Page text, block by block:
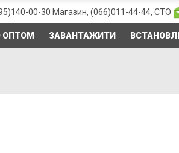
00-30 Магазин, (066)011-44-44, СТО
ОПТОМ ЗАВАНТАЖИТИ